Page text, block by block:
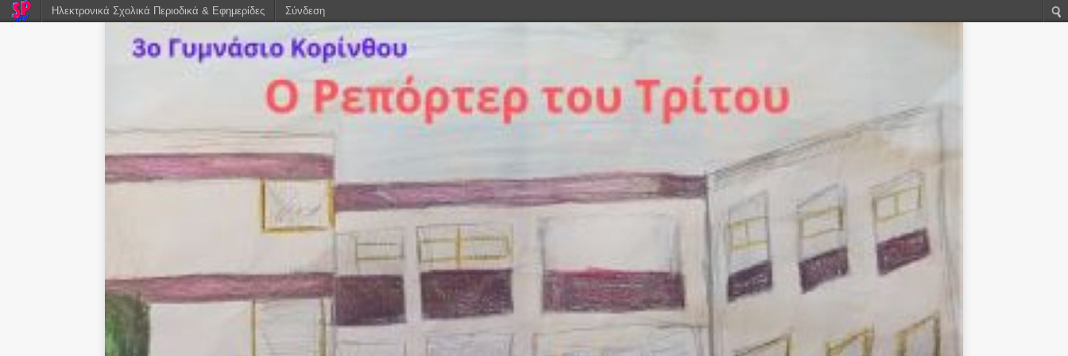
Ηλεκτρονικά Σχολικά Περιοδικά & Εφημερίδες Σύνδεση